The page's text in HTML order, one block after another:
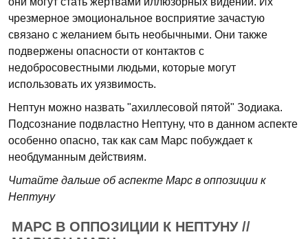
чрезмерное эмоциональное восприятие зачастую
связано с желанием быть необычными. Они также
подвержены опасности от контактов с
недобросовестными людьми, которые могут
использовать их уязвимость.
Нептун можно назвать "ахиллесовой пятой" Зодиака.
Подсознание подвластно Нептуну, что в данном аспекте
особенно опасно, так как сам Марс побуждает к
необдуманным действиям.
Читайте дальше об аспекте Марс в оппозиции к
Нептуну
МАРС В ОППОЗИЦИИ К НЕПТУНУ //